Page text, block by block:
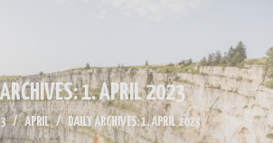
1. APRIL 2023
APRIL DAILY ARCHIVES: 1. APRIL 2023